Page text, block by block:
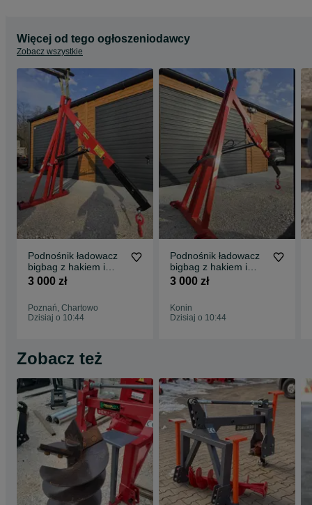
Więcej od tego ogłoszeniodawcy
Zobacz wszystkie
Podnośnik ładowacz
bigbag z hakiem i
mozliwoscia uchwytu
3 000 zł
Poznań, Chartowo
Dzisiaj o 10:44
Podnośnik ładowacz
bigbag z hakiem i
mozliwoscia uchwytu
3 000 zł
Konin
Dzisiaj o 10:44
Zobacz też